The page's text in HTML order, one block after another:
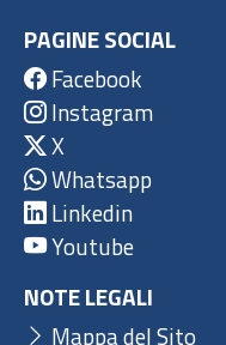
PAGINE SOCIAL
Facebook
Instagram
X
Whatsapp
Linkedin
Youtube
NOTE LEGALI
Mappa del Sito